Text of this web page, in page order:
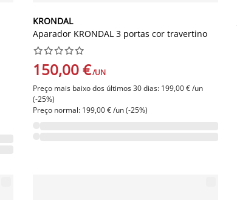
KRONDAL
Aparador KRONDAL 3 portas cor travertino






150,00 €/UN
Preço mais baixo dos últimos 30 dias: 199,00 € /un
(-25%)
Preço normal: 199,00 € /un (-25%)